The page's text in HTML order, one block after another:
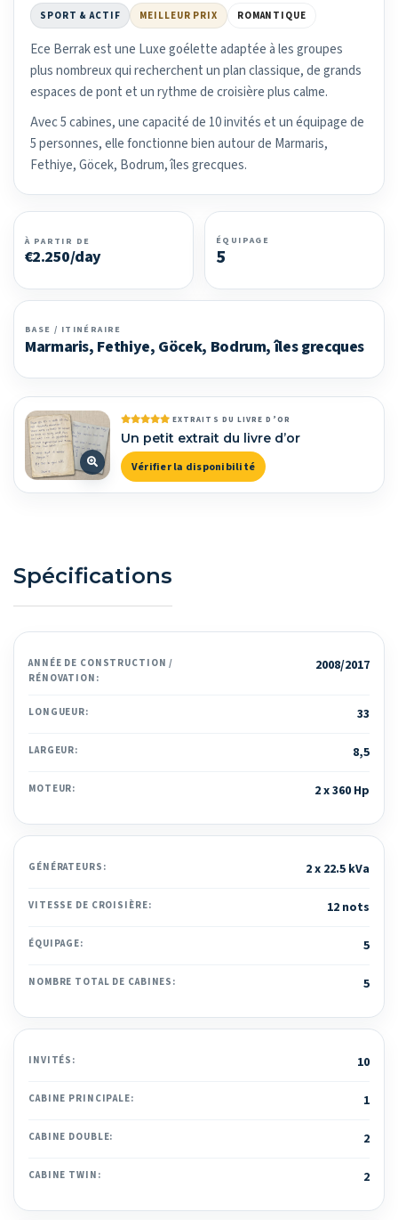
SPORT & ACTIF MEILLEUR PRIX ROMANTIQUE
Ece Berrak est une Luxe goélette adaptée à les groupes
plus nombreux qui recherchent un plan classique, de grands
espaces de pont et un rythme de croisière plus calme.
Avec 5 cabines, une capacité de 10 invités et un équipage de
5 personnes, elle fonctionne bien autour de Marmaris,
Fethiye, Göcek, Bodrum, îles grecques.
À PARTIR DE
€2.250/day
ÉQUIPAGE
5
BASE / ITINÉRAIRE
Marmaris, Fethiye, Göcek, Bodrum, îles grecques
EXTRAITS DU LIVRE D’OR
Un petit extrait du livre d’or
Vérifier la disponibilité
Spécifications
ANNÉE DE CONSTRUCTION /
RÉNOVATION:
2008/2017
LONGUEUR: 33
LARGEUR: 8,5
MOTEUR: 2 x 360 Hp
GÉNÉRATEURS: 2 x 22.5 kVa
VITESSE DE CROISIÈRE: 12 nots
ÉQUIPAGE: 5
NOMBRE TOTAL DE CABINES: 5
INVITÉS: 10
CABINE PRINCIPALE: 1
CABINE DOUBLE: 2
CABINE TWIN: 2